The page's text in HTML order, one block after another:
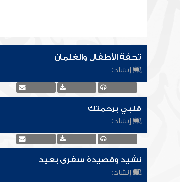
تحفة الأطفال والغلمان
إنشاد:
قلبي برحمتك
إنشاد:
نشيد وقصيدة سفرى بعيد
إنشاد: